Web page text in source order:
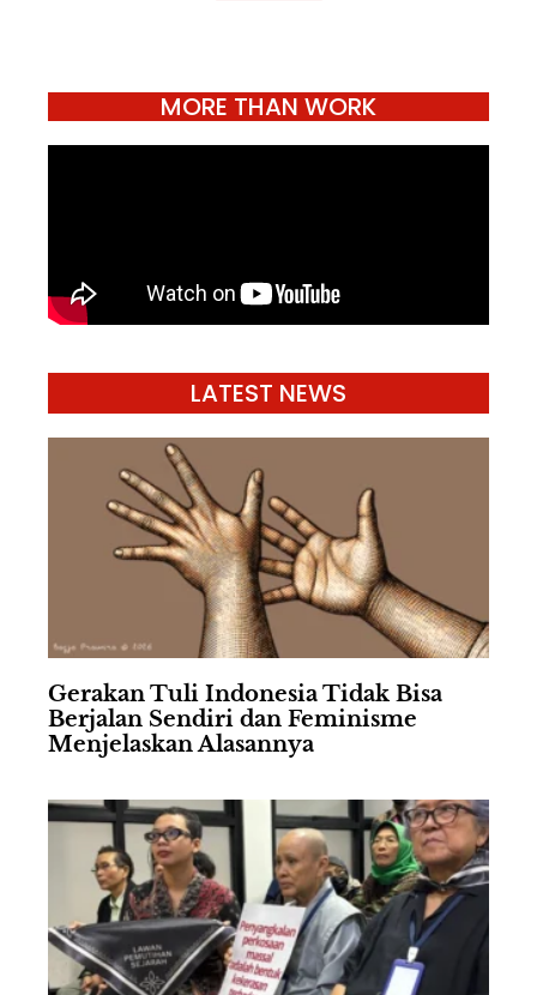
MORE THAN WORK
LATEST NEWS
Gerakan Tuli Indonesia Tidak Bisa
Berjalan Sendiri dan Feminisme
Menjelaskan Alasannya